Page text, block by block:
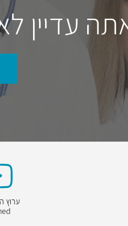
עדיין
ערוץ